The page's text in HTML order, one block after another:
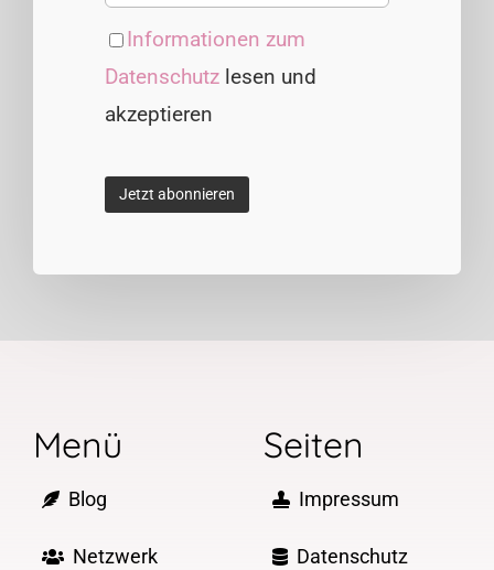
Informationen zum
Datenschutz lesen und
akzeptieren
Menü
Blog
Netzwerk
Seiten
Impressum
Datenschutz